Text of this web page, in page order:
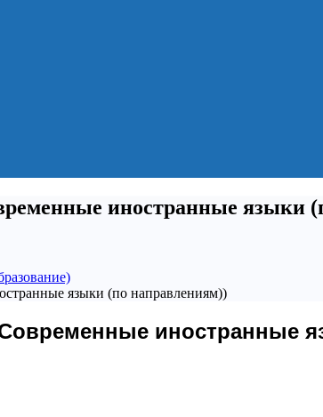
иностранные языки
языки (по направлениям))
иностранные